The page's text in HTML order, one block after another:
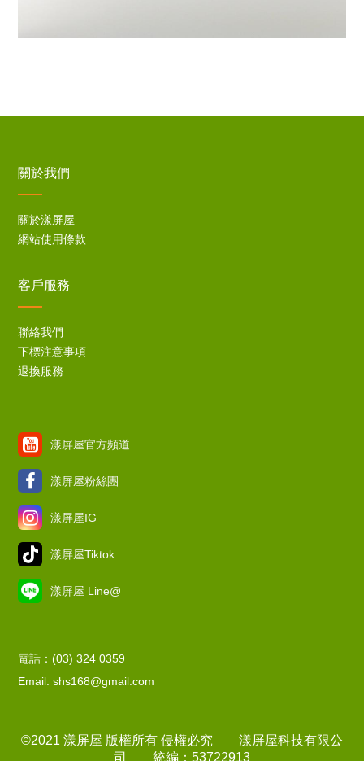
關於我們
關於漾屏屋
網站使用條款
客戶服務
聯絡我們
下標注意事項
退換服務
漾屏屋官方頻道
漾屏屋粉絲團
漾屏屋IG
漾屏屋Tiktok
漾屏屋 Line@
電話：(03) 324 0359
Email: shs168@gmail.com
©2021 漾屏屋 版權所有 侵權必究 漾屏屋科技有限公
司 統編：53722913